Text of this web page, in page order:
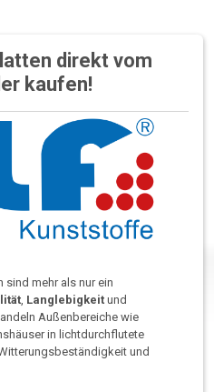
direkt vom
kaufen!
mehr als nur ein
Langlebigkeit und
Außenbereiche wie
in lichtdurchflutete
und